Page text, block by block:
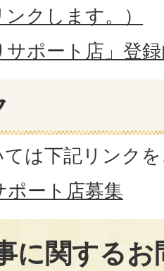
クします。）
サポート店」登
は下記リンク
ート店募集
に関する